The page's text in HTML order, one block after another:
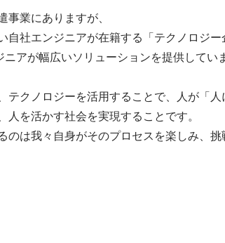
事業にありますが、
自社エンジニアが在籍する「テクノロジ
アが幅広いソリューションを提供してい
テクノロジーを活用することで、人が「
人を活かす社会を実現することです。